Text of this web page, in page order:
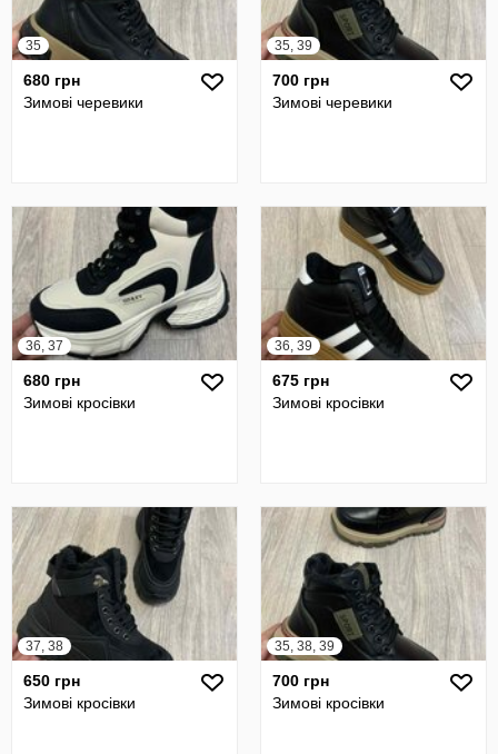
35
680 грн
Зимові черевики
35, 39
700 грн
Зимові черевики
36, 37
680 грн
Зимові кросівки
36, 39
675 грн
Зимові кросівки
37, 38
650 грн
Зимові кросівки
35, 38, 39
700 грн
Зимові кросівки